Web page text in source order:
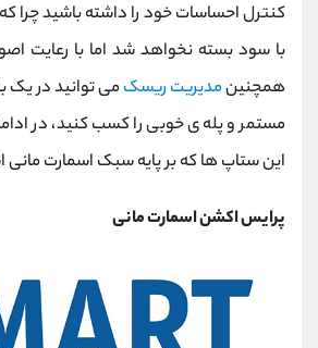
کنترل احساسات خود را داشته باشید چرا
با سود بسته نخواهد شد اما با رعایت
همچنینمدیریت ریسکمی توانید در یک
مستمر و پله ی خوبی را کسب کنید، در
این ستاپ ها که بر پایه سبک اسمارت
پرایس اکشن اسمارت مانی